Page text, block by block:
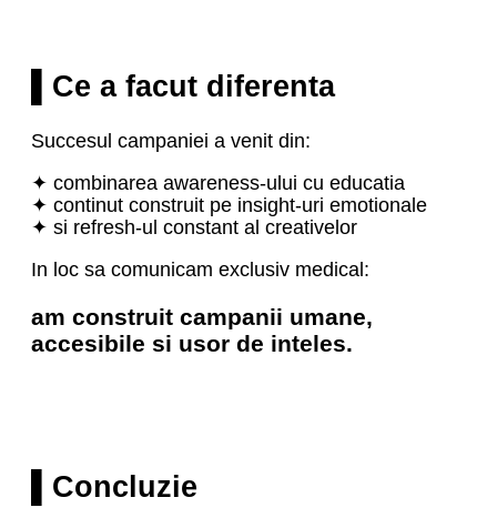
▌Ce a facut diferenta
Succesul campaniei a venit din:
✦ combinarea awareness-ului cu educatia
✦ continut construit pe insight-uri emotionale
✦ si refresh-ul constant al creativelor
In loc sa comunicam exclusiv medical:
am construit campanii umane,
accesibile si usor de inteles.
▌Concluzie